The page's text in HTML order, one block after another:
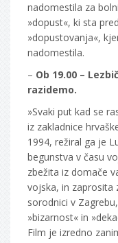
nadomestila za
»dopust«, ki sta
»dopustovanja«,
nadomestila.
– Ob 19.00 –
razidemo.
»Svaki put kad se
iz zakladnice
1994, režiral ga je
begunstva v času
zbežita iz domače
vojska, in zaprosita
sorodnici v
»bizarnost« in
Film je izredno